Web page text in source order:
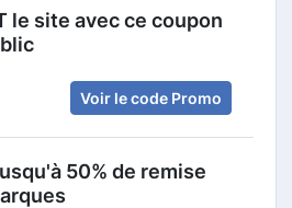
le site avec ce coupon
Voir le code Promo
50% de remise